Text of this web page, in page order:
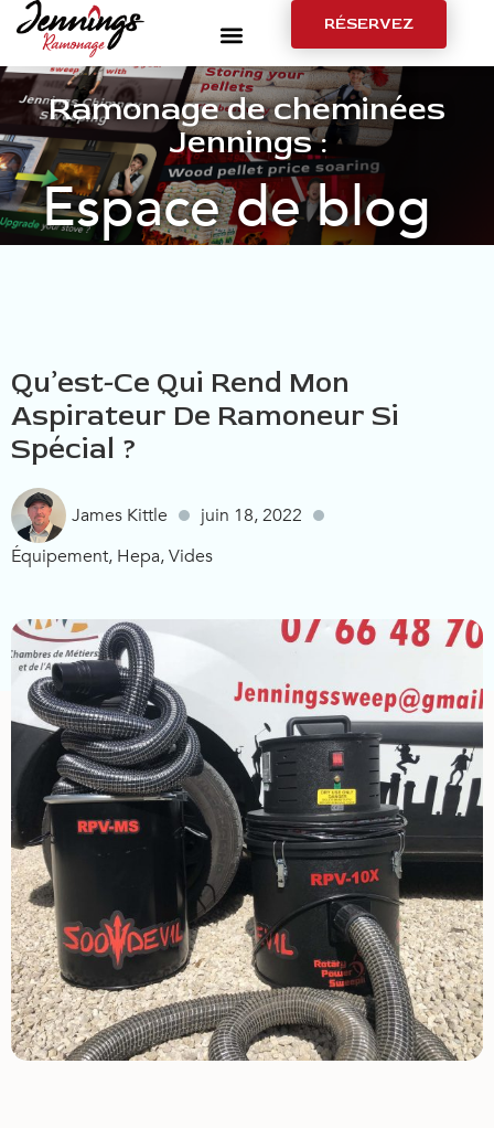
RÉSERVEZ
Ramonage de cheminées
Jennings :
Espace de blog
Qu’est-Ce Qui Rend Mon
Aspirateur De Ramoneur Si
Spécial ?
James Kittle
juin 18, 2022
Équipement, Hepa,Vides